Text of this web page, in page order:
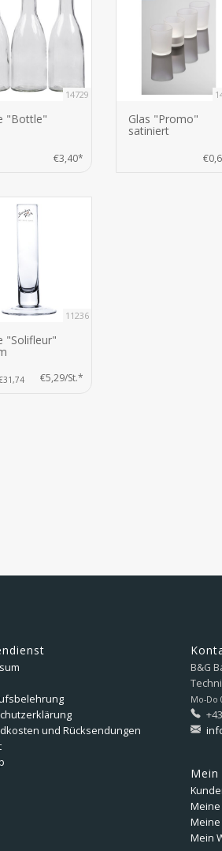
14729
"Bottle"
€3,40*
Glas "Promo"
satiniert
11236
"Solifleur"
€5,29/St.*
und Rücksendungen
B&G
Mo-Do
Meine
Mein